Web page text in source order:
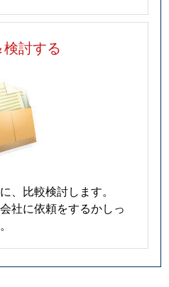
討する
、比較検討します。
社に依頼をするかしっ